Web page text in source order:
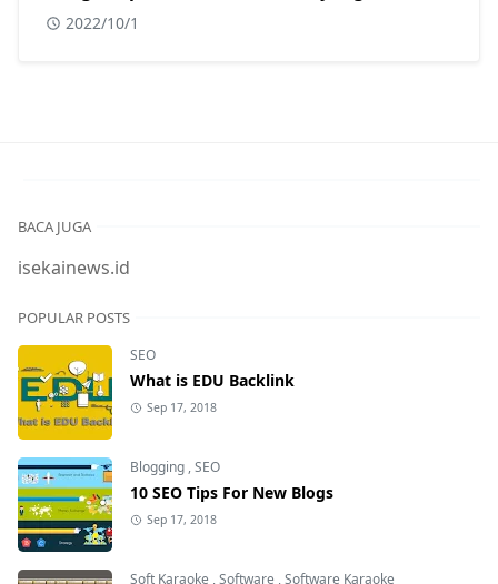
oleh beberapa warga muslim di kota
2022/10/1
BACA JUGA
isekainews.id
POPULAR POSTS
SEO
What is EDU Backlink
Sep 17, 2018
Blogging ,SEO
10 SEO Tips For New Blogs
Sep 17, 2018
Soft Karaoke ,Software ,Software Karaoke